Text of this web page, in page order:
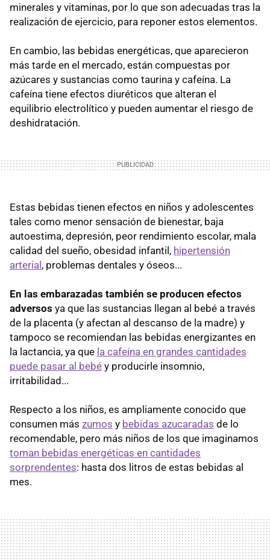
minerales y vitaminas, por lo que son adecuadas tras la
realización de ejercicio, para reponer estos elementos.
En cambio, las bebidas energéticas, que aparecieron
más tarde en el mercado, están compuestas por
azúcares y sustancias como taurina y cafeína. La
cafeína tiene efectos diuréticos que alteran el
equilibrio electrolítico y pueden aumentar el riesgo de
deshidratación.
Estas bebidas tienen efectos en niños y adolescentes
tales como menor sensación de bienestar, baja
autoestima, depresión, peor rendimiento escolar, mala
calidad del sueño, obesidad infantil, hipertensión
arterial , problemas dentales y óseos...
En las embarazadas también se producen efectos
adversos ya que las sustancias llegan al bebé a través
de la placenta (y afectan al descanso de la madre) y
tampoco se recomiendan las bebidas energizantes en
la lactancia, ya que la cafeína en grandes cantidades
puede pasar al bebé y producirle insomnio,
irritabilidad...
Respecto a los niños, es ampliamente conocido que
consumen más zumos y bebidas azucaradas de lo
recomendable, pero más niños de los que imaginamos
toman bebidas energéticas en cantidades
sorprendentes: hasta dos litros de estas bebidas al
mes.